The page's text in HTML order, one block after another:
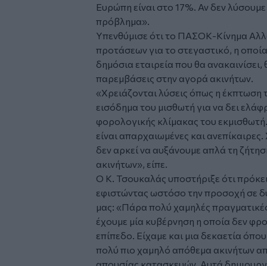
Ευρώπη είναι στο 17%. Αν δεν
πρόβλημα».
Υπενθύμισε ότι το ΠΑΣΟΚ-Κίνημα
προτάσεων για το στεγαστικό, η
δημόσια εταιρεία που θα
παρεμβάσεις στην αγορά ακινήτων.
«Χρειάζονται λύσεις όπως η
εισόδημα του μισθωτή για να δει
φορολογικής κλίμακας του
είναι απαρχαιωμένες και
δεν αρκεί να αυξάνουμε απλά τη
ακινήτων», είπε.
Ο Κ. Τσουκαλάς υποστήριξε ότι
εφιστώντας ωστόσο την προσοχή σε
μας: «Πάρα πολύ χαμηλές
έχουμε μία κυβέρνηση η οποία δεν
επίπεδο. Είχαμε και μια δεκαετία
πολύ πιο χαμηλό απόθεμα ακινήτων